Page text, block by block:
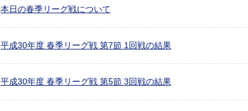
本日の春季リーグ戦について
平成30年度 春季リーグ戦 第7節 1回戦の結果
平成30年度 春季リーグ戦 第5節 3回戦の結果